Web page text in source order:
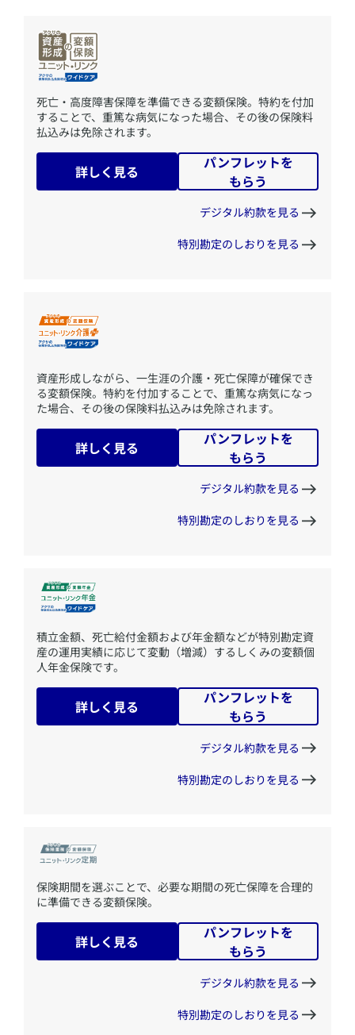
​死亡・高度障害保障を準備できる変額保険。特約を付加
することで、重篤な病気になった場合、その後の保険料
払込みは免除されます。
詳しく見る
パンフレットを
もらう
デジタル約款を見る
特別勘定のしおりを見る
​資産形成しながら、一生涯の介護・死亡保障が確保でき
る変額保険。特約を付加することで、重篤な病気になっ
た場合、その後の保険料払込みは免除されます。
詳しく見る
パンフレットを
もらう
デジタル約款を見る
特別勘定のしおりを見る
​積立金額、死亡給付金額および年金額などが特別勘定資
産の運用実績に応じて変動（増減）するしくみの変額個
人年金保険です。
詳しく見る
パンフレットを
もらう
デジタル約款を見る
特別勘定のしおりを見る
​保険期間を選ぶことで、必要な期間の死亡保障を合理的
に準備できる変額保険。
詳しく見る
パンフレットを
もらう
デジタル約款を見る
特別勘定のしおりを見る